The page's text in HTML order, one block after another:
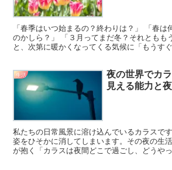
「春季はいつ始まるの？終わりは？」 「春は
のかしら？」 「３月ってまだ冬？それともも
と、次第に暖かくなってくる気候に「もうす
生活
夜の世界でカ
見える能力と
私たちの日常風景に溶け込んでいるカラスで
姿をひそかに消してしまいます。その夜の生
が抱く「カラスは夜間どこで過ごし、どうや